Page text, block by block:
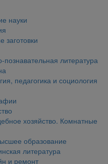
науки
литература
педагогика и социология
хозяйство. Комнатные
образование
литература
и ремонт